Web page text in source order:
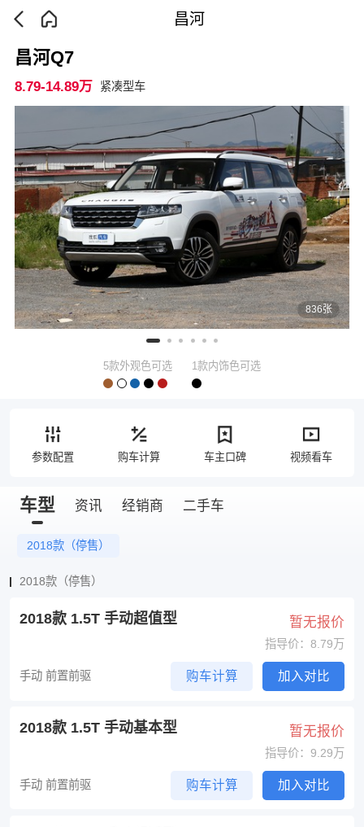
昌河
836张
昌河Q7
8.79-14.89万 紧凑型车
5款外观色可选 1款内饰色可选
参数配置 购车计算 车主口碑 视频看车
车型 资讯 经销商 二手车
2018款（停售）
2018款（停售）
2018款 1.5T 手动超值型 暂无报价
指导价：8.79万
手动 前置前驱 购车计算 加入对比
2018款 1.5T 手动基本型 暂无报价
指导价：9.29万
手动 前置前驱 购车计算 加入对比